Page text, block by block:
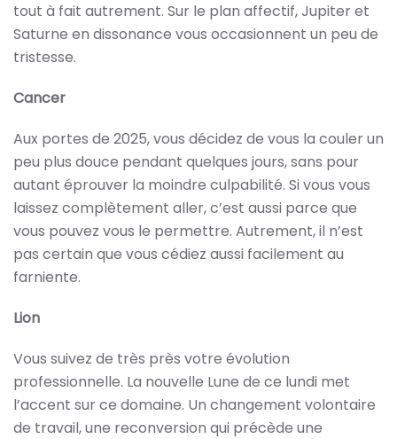
tout à fait autrement. Sur le plan affectif, Jupiter et
Saturne en dissonance vous occasionnent un peu de
tristesse.
Cancer
Aux portes de 2025, vous décidez de vous la couler un
peu plus douce pendant quelques jours, sans pour
autant éprouver la moindre culpabilité. Si vous vous
laissez complètement aller, c’est aussi parce que
vous pouvez vous le permettre. Autrement, il n’est
pas certain que vous cédiez aussi facilement au
farniente.
Lion
Vous suivez de très près votre évolution
professionnelle. La nouvelle Lune de ce lundi met
l’accent sur ce domaine. Un changement volontaire
de travail, une reconversion qui précède une